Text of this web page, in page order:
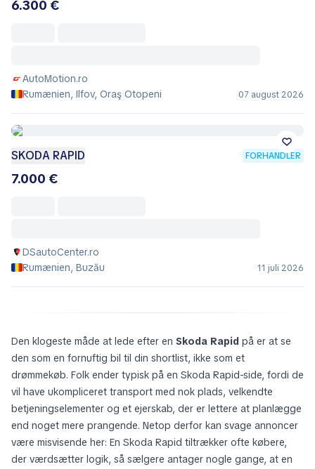
6.300 €
AutoMotion.ro
Rumænien, Ilfov, Oraş Otopeni
07 august 2026
SKODA RAPID FORHANDLER
7.000 €
DSautoCenter.ro
Rumænien, Buzău
11 juli 2026
Den klogeste måde at lede efter en Skoda Rapid på er at se
den som en fornuftig bil til din shortlist, ikke som et
drømmekøb. Folk ender typisk på en Skoda Rapid-side, fordi de
vil have ukompliceret transport med nok plads, velkendte
betjeningselementer og et ejerskab, der er lettere at planlægge
end noget mere prangende. Netop derfor kan svage annoncer
være misvisende her: En Skoda Rapid tiltrækker ofte købere,
der værdsætter logik, så sælgere antager nogle gange, at en